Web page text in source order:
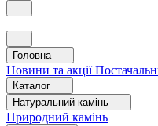
Головна
Новини та акції
Каталог
Натуральний камінь
Природний камінь